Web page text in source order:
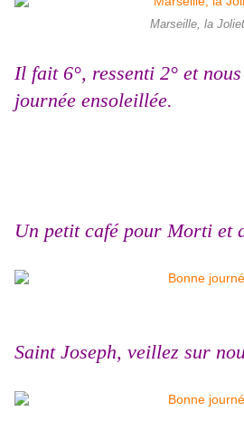
Marseille, la
Il fait 6°, ressenti 2° et
journée ensoleillée.
Un petit café pour Morti et
Saint Joseph, veillez sur